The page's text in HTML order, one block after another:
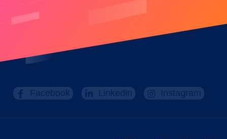
Facebook Linkedin Instagram